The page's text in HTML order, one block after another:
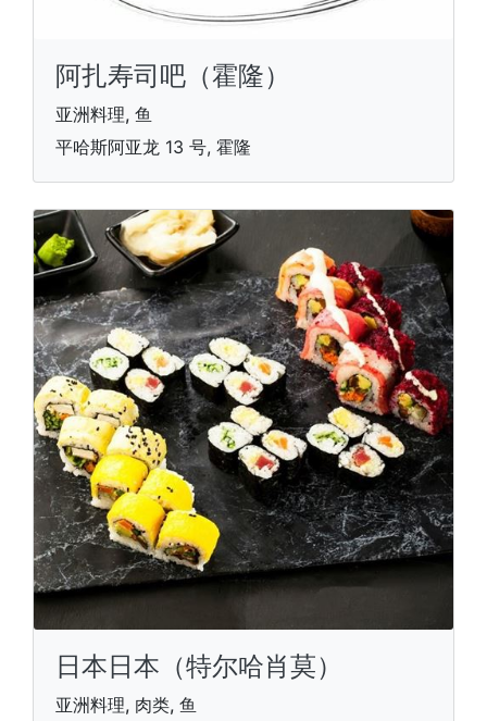
阿扎寿司吧（霍隆）
亚洲料理, 鱼
平哈斯阿亚龙 13 号, 霍隆
日本日本（特尔哈肖莫）
亚洲料理, 肉类, 鱼